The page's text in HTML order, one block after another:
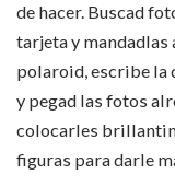
de hacer. Buscad
tarjeta y
polaroid, escribe la
y pegad las fotos
colocarles
figuras para darle